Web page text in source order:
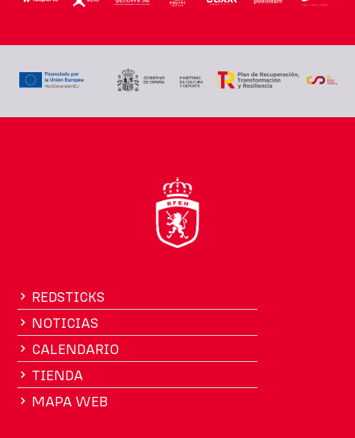
REDSTICKS
NOTICIAS
CALENDARIO
TIENDA
MAPA WEB